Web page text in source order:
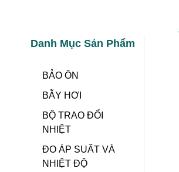
Danh Mục Sản Phẩm
BẢO ÔN
BẪY HƠI
BỘ TRAO ĐỔI
NHIỆT
ĐO ÁP SUẤT VÀ
NHIỆT ĐỘ